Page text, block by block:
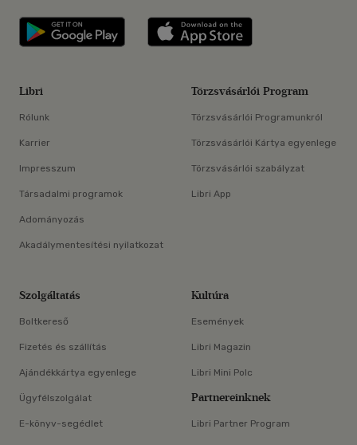
Libri applikáció Szerezd meg: Google
Libri
Rólunk
Karrier
Impresszum
Társadalmi programok
Adományozás
Akadálymentesítési nyilatkozat
Törzsvásárlói Program
Törzsvásárlói Programunkról
Törzsvásárlói Kártya egyenlege
Törzsvásárlói szabályzat
Libri App
Szolgáltatás
Boltkereső
Fizetés és szállítás
Ajándékkártya egyenlege
Ügyfélszolgálat
E-könyv-segédlet
Kultúra
Események
Libri Magazin
Libri Mini Polc
Partnereinknek
Libri Partner Program